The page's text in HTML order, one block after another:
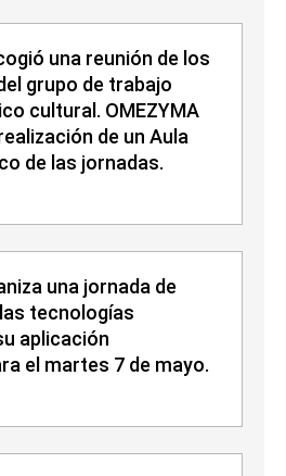
una reunión de los
grupo de trabajo
cultural. OMEZYMA
de un Aula
de las jornadas.
una jornada de
tecnologías
aplicación
el martes 7 de mayo.